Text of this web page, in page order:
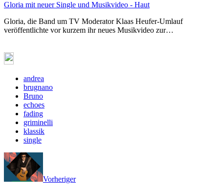
Gloria mit neuer Single und Musikvideo - Haut
Gloria, die Band um TV Moderator Klaas Heufer-Umlauf
veröffentlichte vor kurzem ihr neues Musikvideo zur…
andrea
brugnano
Bruno
echoes
fading
griminelli
klassik
single
Vorheriger